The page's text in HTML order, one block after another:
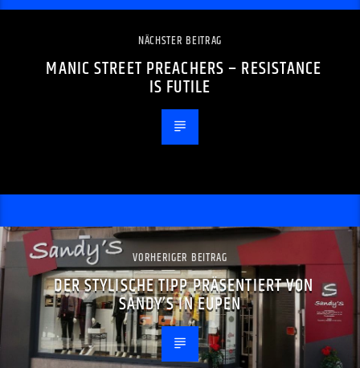
NÄCHSTER BEITRAG
MANIC STREET PREACHERS – RESISTANCE
IS FUTILE
VORHERIGER BEITRAG
DER STYLISCHE TIPP PRÄSENTIERT VON
SANDY’S IN EUPEN